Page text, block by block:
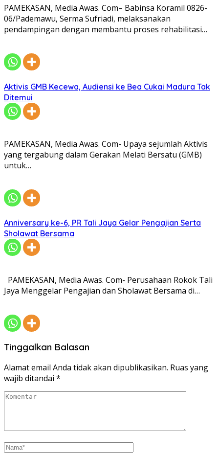
PAMEKASAN, Media Awas. Com– Babinsa Koramil 0826-
06/Pademawu, Serma Sufriadi, melaksanakan
pendampingan dengan membantu proses rehabilitasi…
Aktivis GMB Kecewa, Audiensi ke Bea Cukai Madura Tak
Ditemui
PAMEKASAN, Media Awas. Com- Upaya sejumlah Aktivis
yang tergabung dalam Gerakan Melati Bersatu (GMB)
untuk…
Anniversary ke-6, PR Tali Jaya Gelar Pengajian Serta
Sholawat Bersama
PAMEKASAN, Media Awas. Com- Perusahaan Rokok Tali
Jaya Menggelar Pengajian dan Sholawat Bersama di…
Tinggalkan Balasan
Alamat email Anda tidak akan dipublikasikan. Ruas yang
wajib ditandai *